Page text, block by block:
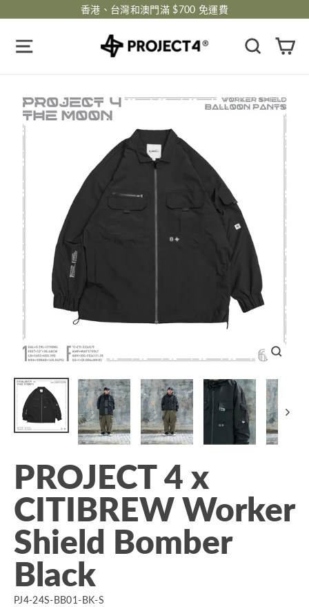
過
香港、台灣和澳門滿 $700 免運費
搜尋
PROJECT 4 x
CITIBREW Worker
Shield Bomber
Black
PJ4-24S-BB01-BK-S